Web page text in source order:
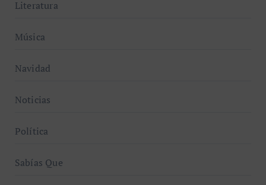
Literatura
Música
Navidad
Noticias
Política
Sabías Que